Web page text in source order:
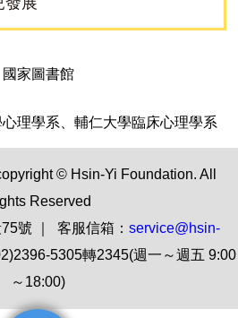
家圖書館
理學系、輔仁大學臨床心理學系
© Hsin-Yi Foundation. All
Reserved
號 ｜ 客服信箱： service@hsin-
5305轉2345(週一～週五 9:00
～18:00)